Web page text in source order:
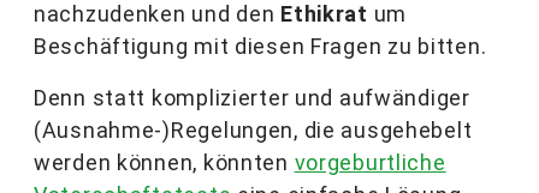
nachzudenken und den Ethikrat um
Beschäftigung mit diesen Fragen zu bitten.
Denn statt komplizierter und aufwändiger
(Ausnahme-)Regelungen, die ausgehebelt
werden können, könnten vorgeburtliche